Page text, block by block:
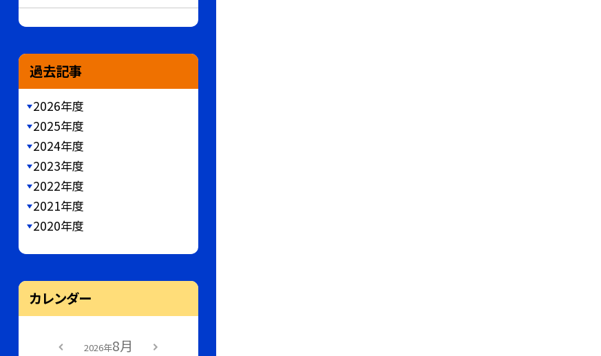
過去記事
2026年度
2025年度
2024年度
2023年度
2022年度
2021年度
2020年度
カレンダー
2026年8月